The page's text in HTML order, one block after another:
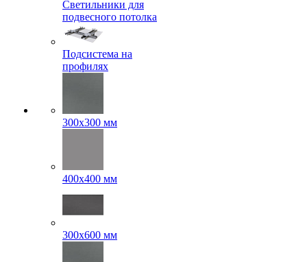
Светильники для
подвесного потолка
Подсистема на
профилях
300x300 мм
400х400 мм
300x600 мм